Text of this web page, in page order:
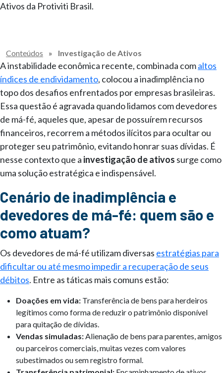
Ativos da Protiviti Brasil.
Conteúdos » Investigação de Ativos
A instabilidade econômica recente, combinada comaltos
índices de endividamento, colocou a inadimplência no
topo dos desafios enfrentados por empresas brasileiras.
Essa questão é agravada quando lidamos com devedores
de má-fé, aqueles que, apesar de possuírem recursos
financeiros, recorrem a métodos ilícitos para ocultar ou
proteger seu patrimônio, evitando honrar suas dívidas. É
nesse contexto que a investigação de ativos surge como
uma solução estratégica e indispensável.
Cenário de inadimplência e
devedores de má-fé: quem são e
como atuam?
Os devedores de má-fé utilizam diversas estratégias para
dificultar ou até mesmo impedir a recuperação de seus
débitos. Entre as táticas mais comuns estão:
Doações em vida: Transferência de bens para herdeiros
legítimos como forma de reduzir o patrimônio disponível
para quitação de dívidas.
Vendas simuladas:Alienação de bens para parentes, amigos
ou parceiros comerciais, muitas vezes com valores
subestimados ou sem registro formal.